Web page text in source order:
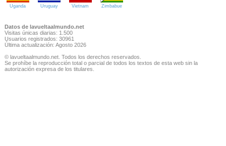
Uganda Uruguay Vietnam Zimbabue
Datos de lavueltaalmundo.net
Visitas únicas diarias: 1.500
Usuarios registrados: 30961
Última actualización: Agosto 2026
© lavueltaalmundo.net. Todos los derechos reservados.
Se prohíbe la reproducción total o parcial de todos los textos de esta web sin la
autorización expresa de los titulares.